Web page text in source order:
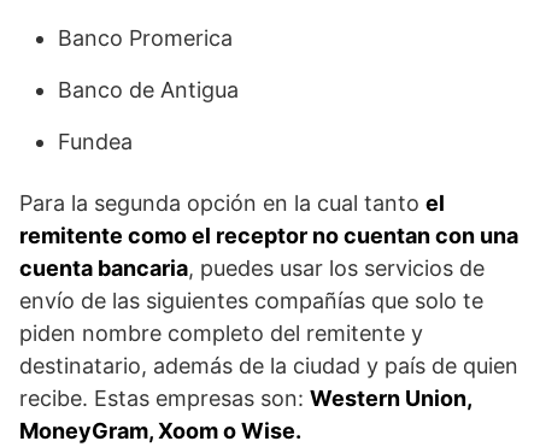
Banco Promerica
Banco de Antigua
Fundea
Para la segunda opción en la cual tanto el
remitente como el receptor no cuentan con una
cuenta bancaria, puedes usar los servicios de
envío de las siguientes compañías que solo te
piden nombre completo del remitente y
destinatario, además de la ciudad y país de quien
recibe. Estas empresas son: Western Union,
MoneyGram, Xoom o Wise.